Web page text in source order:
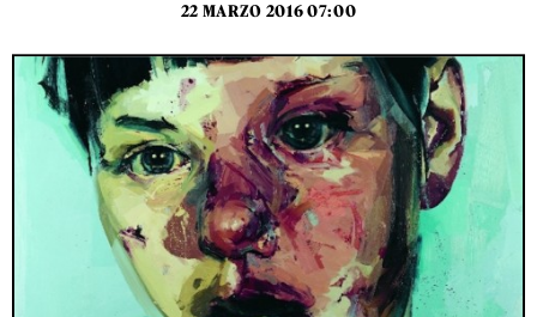
22 MARZO 2016 07:00